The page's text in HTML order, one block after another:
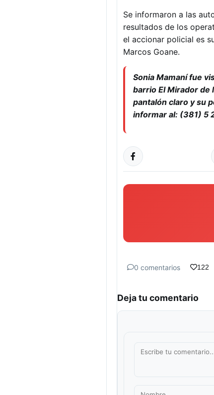
Se informaron a las
resultados de los
el accionar policial es
Marcos Goane.
Sonia Mamaní fue
barrio El Mirador de
pantalón claro y su
informar al: (381) 5
0 comentarios 122
Deja tu comentario